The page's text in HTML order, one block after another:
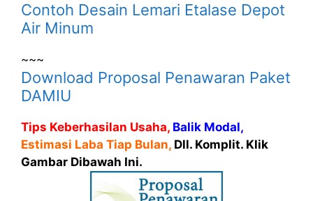
Contoh Desain Lemari Etalase Depot
Air Minum
~~~
Download Proposal Penawaran Paket
DAMIU
Tips Keberhasilan Usaha, Balik Modal,
Estimasi Laba Tiap Bulan, Dll. Komplit. Klik
Gambar Dibawah Ini.